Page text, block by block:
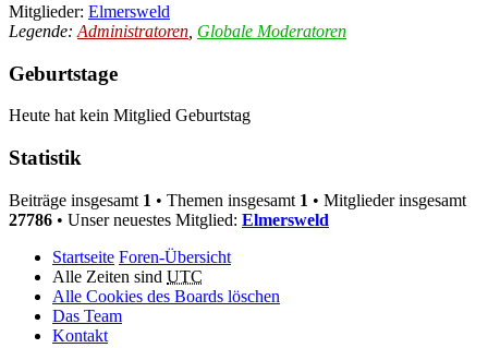
Mitglieder: Elmersweld
Legende: Administratoren Globale Moderatoren
Geburtstage
Heute hat kein Mitglied Geburtstag
Statistik
Beiträge insgesamt 1 • Themen insgesamt 1 • Mitglieder insgesamt
27786 • Unser neuestes Mitglied: Elmersweld
Startseite Foren-Übersicht
Alle Zeiten sind UTC
Alle Cookies des Boards löschen
Das Team
Kontakt